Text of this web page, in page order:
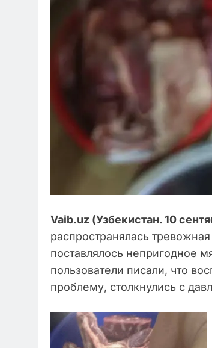
Vaib.uz (Узбекистан. 10
распространялась
поставлялось непригодное
пользователи писали, что
проблему, столкнулись с